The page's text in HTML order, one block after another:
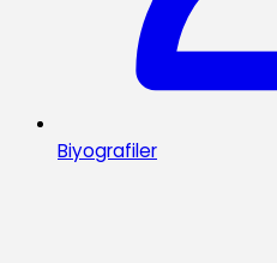
Biyografiler